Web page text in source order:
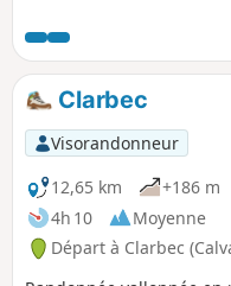
Retour par les batteries
et le bord de mer.
Clarbec
Visorandonneur
12,65 km
+186 m
4h 10
Moyenne
Départ à Clarbec